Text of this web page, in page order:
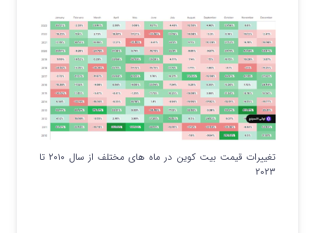
تغییرات قیمت بیت کوین در ماه های مختلف از سال ۲۰۱۰ تا
۲۰۲۳